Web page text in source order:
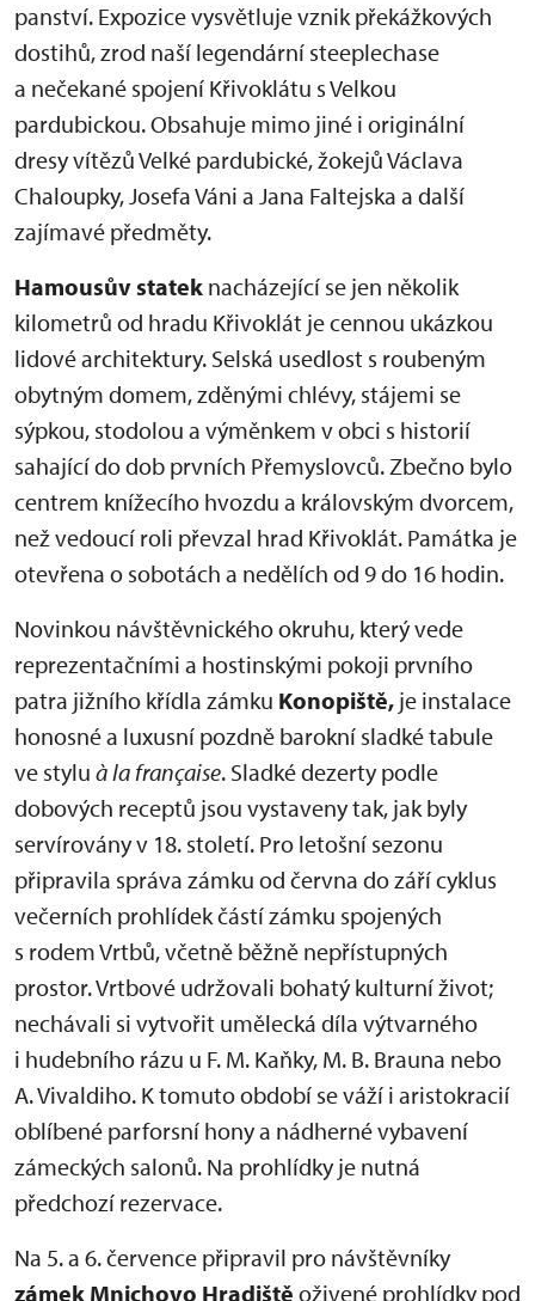
panství. Expozice vysvětluje vznik překážkových
dostihů, zrod naší legendární steeplechase
a nečekané spojení Křivoklátu s Velkou
pardubickou. Obsahuje mimo jiné i originální
dresy vítězů Velké pardubické, žokejů Václava
Chaloupky, Josefa Váni a Jana Faltejska a další
zajímavé předměty.
Hamousův statek nacházející se jen několik
kilometrů od hradu Křivoklát je cennou ukázkou
lidové architektury. Selská usedlost s roubeným
obytným domem, zděnými chlévy, stájemi se
sýpkou, stodolou a výměnkem v obci s historií
sahající do dob prvních Přemyslovců. Zbečno bylo
centrem knížecího hvozdu a královským dvorcem,
než vedoucí roli převzal hrad Křivoklát. Památka je
otevřena o sobotách a nedělích od 9 do 16 hodin.
Novinkou návštěvnického okruhu, který vede
reprezentačními a hostinskými pokoji prvního
patra jižního křídla zámku Konopiště, je instalace
honosné a luxusní pozdně barokní sladké tabule
ve stylu à la française. Sladké dezerty podle
dobových receptů jsou vystaveny tak, jak byly
servírovány v 18. století. Pro letošní sezonu
připravila správa zámku od června do září cyklus
večerních prohlídek částí zámku spojených
s rodem Vrtbů, včetně běžně nepřístupných
prostor. Vrtbové udržovali bohatý kulturní život;
nechávali si vytvořit umělecká díla výtvarného
i hudebního rázu u F. M. Kaňky, M. B. Brauna nebo
A. Vivaldiho. K tomuto období se váží i aristokracií
oblíbené parforsní hony a nádherné vybavení
zámeckých salonů. Na prohlídky je nutná
předchozí rezervace.
Na 5. a 6. července připravil pro návštěvníky
zámek Mnichovo Hradiště oživené prohlídky pod